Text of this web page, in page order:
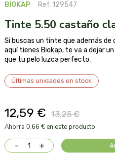
BIOKAP Ref. 129547
tinte 5.50 castaño
Si buscas un tinte que además
aquí tienes Biokap, te va a dejar
que tu pelo luzca perfecto.
Últimas unidades en stock
12,59 € 13,25 €
Ahorra 0,66 € en este producto
- +